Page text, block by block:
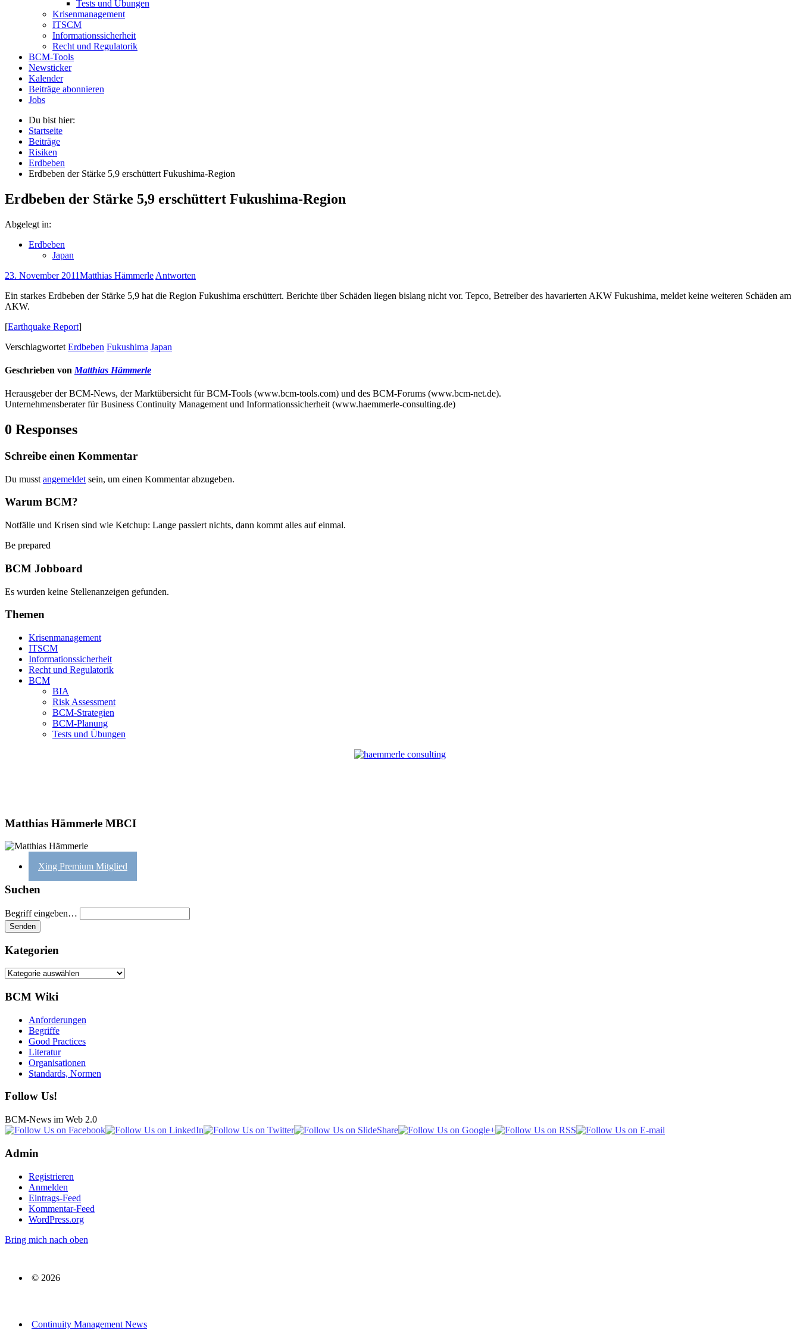
Tests und Übungen
Krisenmanagement
ITSCM
Informationssicherheit
Recht und Regulatorik
BCM-Tools
Newsticker
Kalender
Beiträge abonnieren
Jobs
Du bist hier:
Startseite
Beiträge
Risiken
Erdbeben
Erdbeben der Stärke 5,9 erschüttert Fukushima-Region
Erdbeben der Stärke 5,9 erschüttert Fukushima-Region
Abgelegt in:
Erdbeben
Japan
23. November 2011Matthias Hämmerle Antworten
Ein starkes Erdbeben der Stärke 5,9 hat die Region Fukushima erschüttert. Berichte über Schäden liegen bislang nicht vor. Tepco, Betreiber des havarierten AKW Fukushima, meldet keine weiteren Schäden am
AKW.
[Earthquake Report]
Verschlagwortet Erdbeben Fukushima Japan
Geschrieben von Matthias Hämmerle
Herausgeber der BCM-News, der Marktübersicht für BCM-Tools (www.bcm-tools.com) und des BCM-Forums (www.bcm-net.de).
Unternehmensberater für Business Continuity Management und Informationssicherheit (www.haemmerle-consulting.de)
0 Responses
Schreibe einen Kommentar
Du musst angemeldet sein, um einen Kommentar abzugeben.
Warum BCM?
Notfälle und Krisen sind wie Ketchup: Lange passiert nichts, dann kommt alles auf einmal.
Be prepared
BCM Jobboard
Es wurden keine Stellenanzeigen gefunden.
Themen
Krisenmanagement
ITSCM
Informationssicherheit
Recht und Regulatorik
BCM
BIA
Risk Assessment
BCM-Strategien
BCM-Planung
Tests und Übungen
Matthias Hämmerle MBCI
Xing Premium Mitglied
Suchen
Begriff eingeben…
Kategorien
Kategorien
BCM Wiki
Anforderungen
Begriffe
Good Practices
Literatur
Organisationen
Standards, Normen
Follow Us!
BCM-News im Web 2.0
Admin
Registrieren
Anmelden
Eintrags-Feed
Kommentar-Feed
WordPress.org
Bring mich nach oben
© 2026
Continuity Management News